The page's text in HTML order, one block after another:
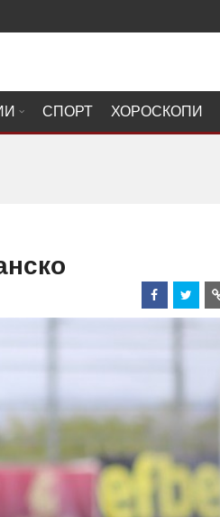
СПОРТ ХОРОСКОПИ